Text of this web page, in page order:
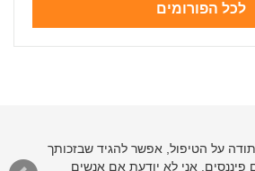
לכל הפורומים
על הטיפול, אפשר להגיד שבזכותך
פיננסים. אני לא יודעת אם אנשים
של האתר - תודות רבות על שירות
על הקלות שבה פתרתם את ענייני